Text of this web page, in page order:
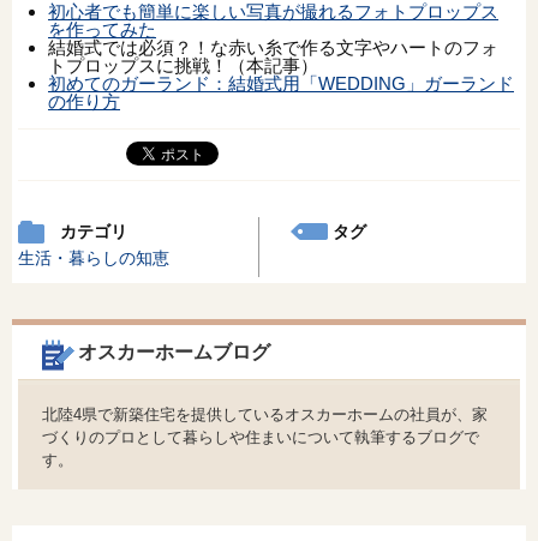
初心者でも簡単に楽しい写真が撮れるフォトプロップス
を作ってみた
結婚式では必須？！な赤い糸で作る文字やハートのフォ
トプロップスに挑戦！（本記事）
初めてのガーランド：結婚式用「WEDDING」ガーランド
の作り方
カテゴリ
生活・暮らしの知恵
タグ
オスカーホームブログ
北陸4県で新築住宅を提供しているオスカーホームの社員が、家
づくりのプロとして暮らしや住まいについて執筆するブログで
す。